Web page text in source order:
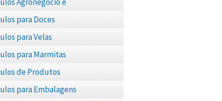
para Doces
para Velas
para Marmitas
de Produtos
para Embalagens